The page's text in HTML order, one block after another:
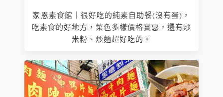
家恩素食館｜很好吃的純素自助餐(沒有蛋)，
吃素食的好地方，菜色多樣價格實惠，還有炒
米粉、炒麵超好吃的。